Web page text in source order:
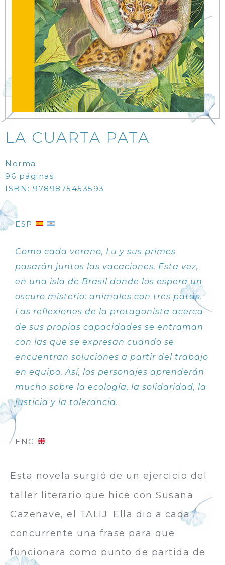
LA CUARTA PATA
Norma
96 páginas
ISBN: 9789875453593
ESP
Como cada verano, Lu y sus primos
pasarán juntos las vacaciones. Esta vez,
en una isla de Brasil donde los espera un
oscuro misterio: animales con tres patas.
Las reflexiones de la protagonista acerca
de sus propias capacidades se entraman
con las que se expresan cuando se
encuentran soluciones a partir del trabajo
en equipo. Así, los personajes aprenderán
mucho sobre la ecología, la solidaridad, la
justicia y la tolerancia.
ENG
Esta novela surgió de un ejercicio del
taller literario que hice con Susana
Cazenave, el TALIJ. Ella dio a cada
concurrente una frase para que
funcionara como punto de partida de